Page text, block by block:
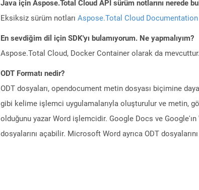
Java için Aspose.Total Cloud API sürüm notlarını nerede
Eksiksiz sürüm notları Aspose.Total Cloud Documentation
En sevdiğim dil için SDK'yı bulamıyorum. Ne yapmalıyım?
Aspose.Total Cloud, Docker Container olarak da
ODT Formatı nedir?
ODT dosyaları, opendocument metin dosyası biçimine
gibi kelime işlemci uygulamalarıyla oluşturulur ve metin,
olduğunu yazar Word işlemcidir. Google Docs ve
dosyalarını açabilir. Microsoft Word ayrıca ODT